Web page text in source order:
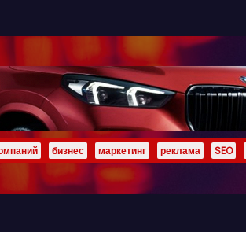
бизнес маркетинг реклама SEO